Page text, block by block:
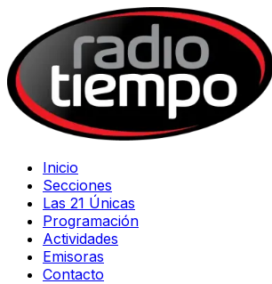
Inicio
Secciones
Las 21 Únicas
Programación
Actividades
Emisoras
Contacto